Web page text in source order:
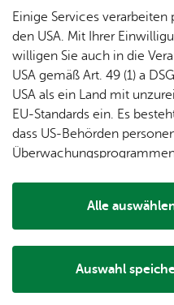
chen­
markt
Mit­tei­
lungs­
blatt
Ge­
schic
h­te
da
Ver­an­stal­tungs­ort
Rotach-Hal­le Ai­lin­gen
88048 Fried­richs­ha­fen
Alle Ver­an­stal­tun­gen
Einige Services
den USA. Mit Ihrer
willigen Sie auch in die
USA gemäß Art. 49 (1) a
USA als ein Land mit
EU-Standards ein. Es
dass US-Behörden
Auswahl
Alle